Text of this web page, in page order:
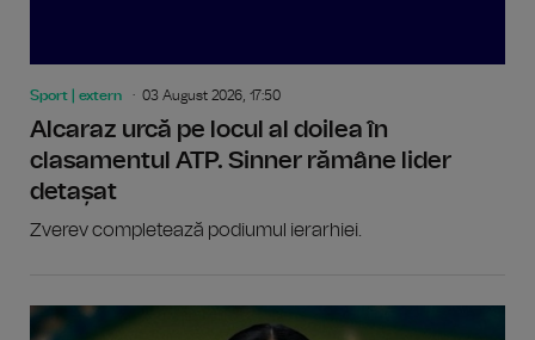
Sport | extern 03 August 2026, 17:50
Alcaraz urcă pe locul al doilea în
clasamentul ATP. Sinner rămâne lider
detașat
Zverev completează podiumul ierarhiei.